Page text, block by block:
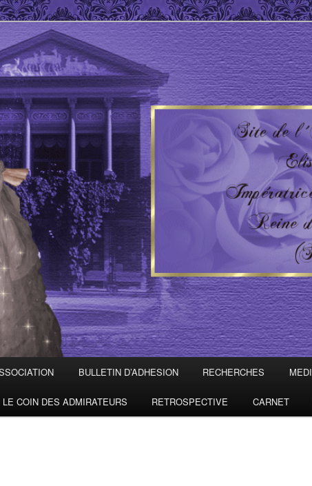
– HONGRIE
d'Autriche – Reine de Hongrie
BULLETIN D’ADHESION RECHERCHES
LE COIN DES ADMIRATEURS RETROSPECTIVE CARNET